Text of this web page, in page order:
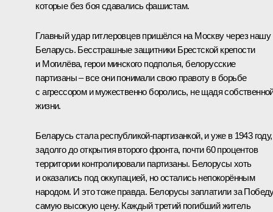
которые без боя сдавались фашистам.
Главный удар гитлеровцев пришёлся на Москву через нашу
Беларусь. Бесстрашные защитники Брестской крепости
и Могилёва, герои минского подполья, белорусские
партизаны – все они понимали свою правоту в борьбе
с агрессором и мужественно боролись, не щадя
жизни.
Беларусь стала республикой-партизанкой, и уже в 1943 году,
задолго до открытия второго фронта, почти 60 процентов
территории контролировали партизаны. Белорусы хоть
и оказались под оккупацией, но остались непокорённым
народом. И это тоже правда. Белорусы заплатили за
самую высокую цену. Каждый третий погибший житель